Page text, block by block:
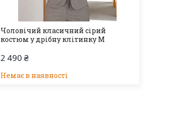
Чоловічий класичний сірий
костюм у дрібну клітинку M
2 490 ₴
Немає в наявності